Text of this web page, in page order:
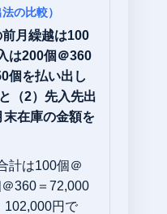
の比較）
月繰越は100
は200個＠360
個を払い出し
（2）先入先出
在庫の金額を
計は100個＠
360＝72,000
102,000円で